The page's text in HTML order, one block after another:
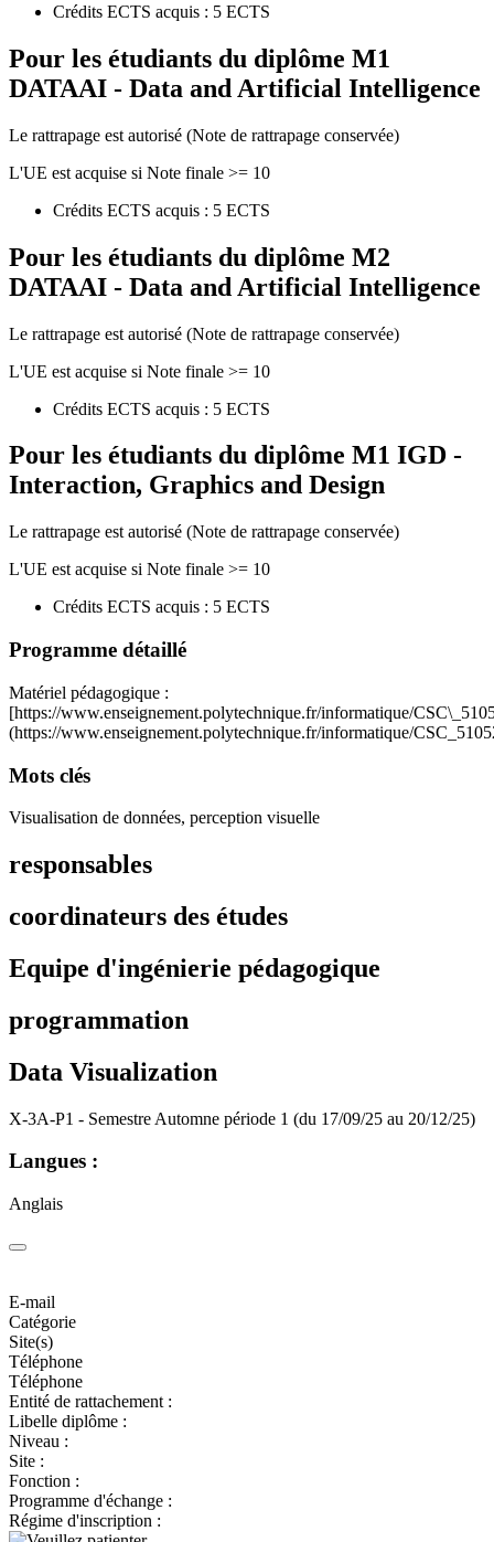
Crédits ECTS acquis : 5 ECTS
Pour les étudiants du diplôme M1
DATAAI - Data and Artificial Intelligence
Le rattrapage est autorisé (Note de rattrapage conservée)
L'UE est acquise si Note finale >= 10
Crédits ECTS acquis : 5 ECTS
Pour les étudiants du diplôme M2
DATAAI - Data and Artificial Intelligence
Le rattrapage est autorisé (Note de rattrapage conservée)
L'UE est acquise si Note finale >= 10
Crédits ECTS acquis : 5 ECTS
Pour les étudiants du diplôme M1 IGD -
Interaction, Graphics and Design
Le rattrapage est autorisé (Note de rattrapage conservée)
L'UE est acquise si Note finale >= 10
Crédits ECTS acquis : 5 ECTS
Programme détaillé
Matériel pédagogique :
[https://www.enseignement.polytechnique.fr/informatique/
(https://www.enseignement.polytechnique.fr/informatique/
Mots clés
Visualisation de données, perception visuelle
responsables
coordinateurs des études
Equipe d'ingénierie pédagogique
programmation
Data Visualization
X-3A-P1 - Semestre Automne période 1 (du 17/09/25 au 20/12/25)
Langues :
Anglais
E-mail
Catégorie
Site(s)
Téléphone
Téléphone
Entité de rattachement :
Libelle diplôme :
Niveau :
Site :
Fonction :
Programme d'échange :
Régime d'inscription :